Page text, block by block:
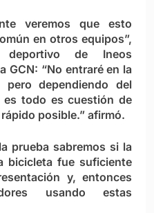
veremos que esto
en otros equipos”,
de Ineos
GCN: “No entraré en la
dependiendo del
es todo es cuestión de
posible.” afirmó.
prueba sabremos si la
bicicleta fue suficiente
y, entonces
usando estas